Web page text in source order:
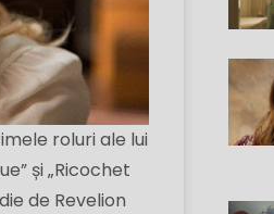
roluri ale lui
și „Ricochet
de Revelion